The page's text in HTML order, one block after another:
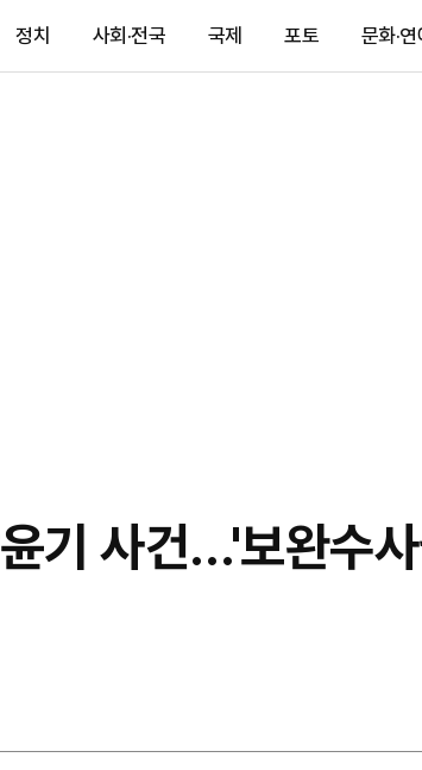
정치 사회·전국 국제 포토 문화·연
기 사건…'보완수